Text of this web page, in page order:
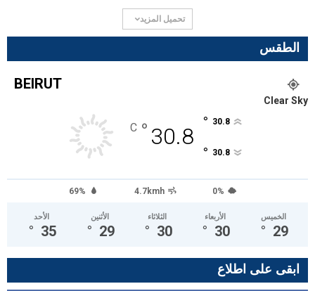
تحميل المزيد
الطقس
BEIRUT
Clear Sky
30.8
°
C 30.8
°
30.8
°
69% 4.7kmh 0%
الأحد
35
°
الأثنين
29
°
الثلاثاء
30
°
الأربعاء
30
°
الخميس
29
°
ابقى على اطلاع